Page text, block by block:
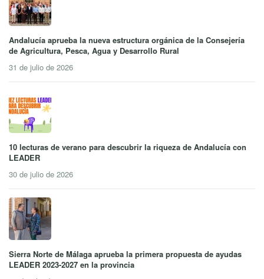
Andalucía aprueba la nueva estructura orgánica de la Consejería
de Agricultura, Pesca, Agua y Desarrollo Rural
31 de julio de 2026
10 lecturas de verano para descubrir la riqueza de Andalucía con
LEADER
30 de julio de 2026
Sierra Norte de Málaga aprueba la primera propuesta de ayudas
LEADER 2023-2027 en la provincia